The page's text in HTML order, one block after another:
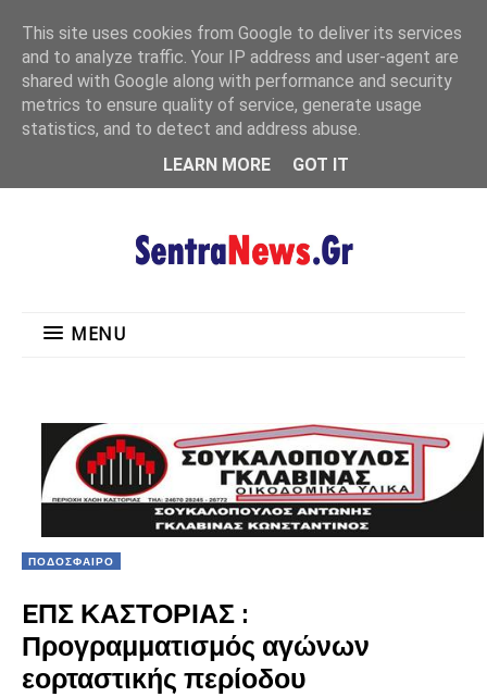
MENU
MENU
ΠΟΔΟΣΦΑΙΡΟ
EΠΣ ΚΑΣΤΟΡΙΑΣ :
Προγραμματισμός αγώνων
εορταστικής περίοδου
This site uses cookies from Google to deliver its services
and to analyze traffic. Your IP address and user-agent are
shared with Google along with performance and security
metrics to ensure quality of service, generate usage
statistics, and to detect and address abuse.
LEARN MORE
GOT IT